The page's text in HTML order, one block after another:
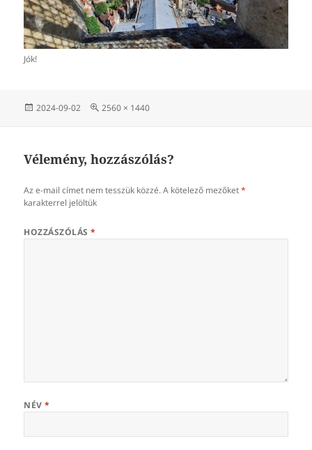
Jók!
Közzétéve
2024-09-02
Teljes
2560 × 1440
Vélemény, hozzászólás?
Az e-mail címet nem tesszük közzé. A kötelező mezőket*
karakterrel jelöltük
HOZZÁSZÓLÁS*
NÉV*